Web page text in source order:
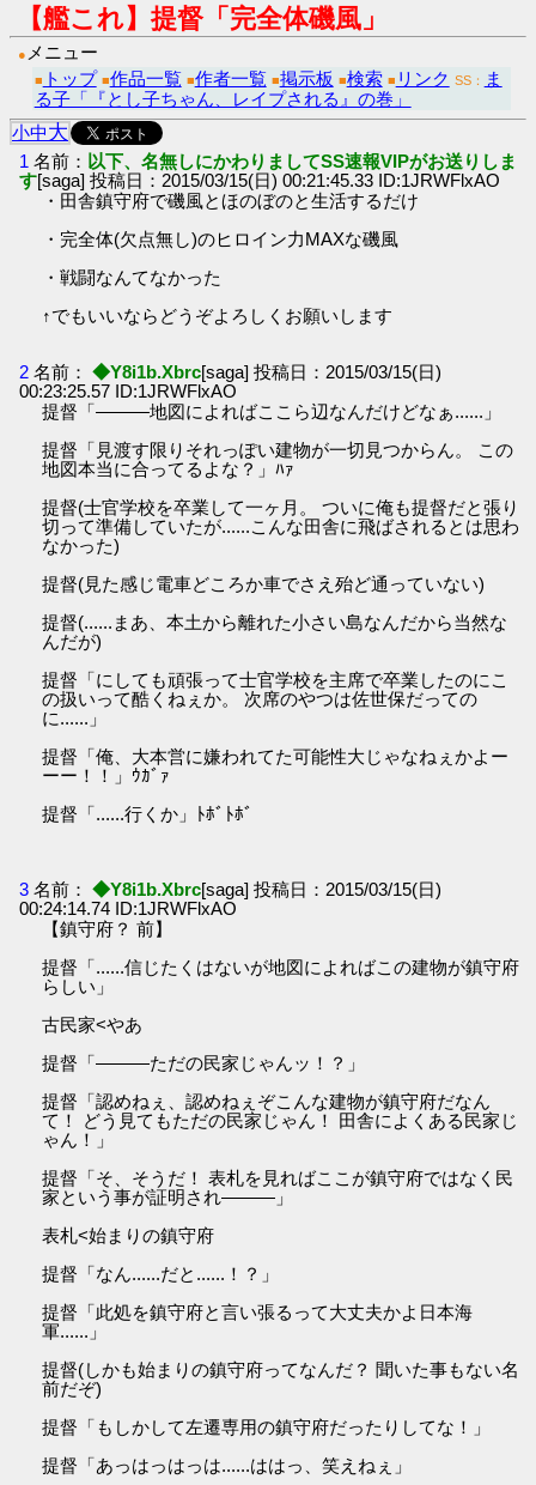
【艦これ】提督「完全体磯風」
● メニュー
■ トップ ■作品一覧 ■作者一覧 ■掲示板 ■検索 ■ リンク SS：
ま
る子「『とし子ちゃん、レイプされる』の巻」
小中大
1 名前： 以下、名無しにかわりましてSS速報VIPがお送りしま
す[saga] 投稿日：2015/03/15(日) 00:21:45.33 ID:1JRWFlxAO
・田舎鎮守府で磯風とほのぼのと生活するだけ
・完全体(欠点無し)のヒロイン力MAXな磯風
・戦闘なんてなかった
↑でもいいならどうぞよろしくお願いします
2 名前： ◆Y8i1b.Xbrc[saga] 投稿日：2015/03/15(日)
00:23:25.57 ID:1JRWFlxAO
提督「———地図によればここら辺なんだけどなぁ......」
提督「見渡す限りそれっぽい建物が一切見つからん。 この
地図本当に合ってるよな？」ﾊｧ
提督(士官学校を卒業して一ヶ月。 ついに俺も提督だと張り
切って準備していたが......こんな田舎に飛ばされるとは思わ
なかった)
提督(見た感じ電車どころか車でさえ殆ど通っていない)
提督(......まあ、本土から離れた小さい島なんだから当然な
んだが)
提督「にしても頑張って士官学校を主席で卒業したのにこ
の扱いって酷くねぇか。 次席のやつは佐世保だっての
に......」
提督「俺、大本営に嫌われてた可能性大じゃなねぇかよー
ーー！！」ｳｶﾞｧ
提督「......行くか」ﾄﾎﾞﾄﾎﾞ
3 名前： ◆Y8i1b.Xbrc[saga] 投稿日：2015/03/15(日)
00:24:14.74 ID:1JRWFlxAO
【鎮守府？ 前】
提督「......信じたくはないが地図によればこの建物が鎮守府
らしい」
古民家<やあ
提督「———ただの民家じゃんッ！？」
提督「認めねぇ、認めねぇぞこんな建物が鎮守府だなん
て！ どう見てもただの民家じゃん！ 田舎によくある民家じ
ゃん！」
提督「そ、そうだ！ 表札を見ればここが鎮守府ではなく民
家という事が証明され———」
表札<始まりの鎮守府
提督「なん......だと......！？」
提督「此処を鎮守府と言い張るって大丈夫かよ日本海
軍......」
提督(しかも始まりの鎮守府ってなんだ？ 聞いた事もない名
前だぞ)
提督「もしかして左遷専用の鎮守府だったりしてな！」
提督「あっはっはっは......ははっ、笑えねぇ」